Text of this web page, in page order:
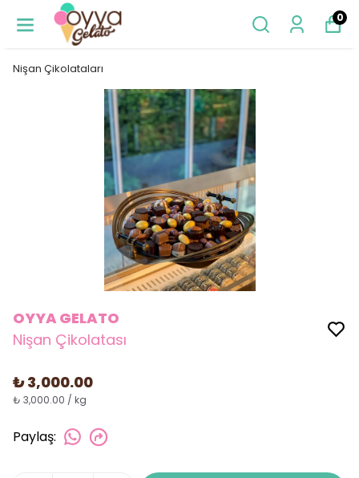
0
Nişan Çikolataları
OYYA GELATO
Nişan Çikolatası
₺ 3,000.00
₺ 3,000.00 / kg
Paylaş: